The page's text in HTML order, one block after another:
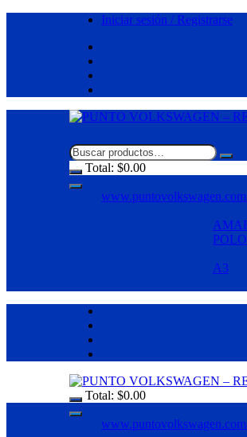
Iniciar sesión / Registrarse
Total: $0.00
POLO
A3
Total: $0.00